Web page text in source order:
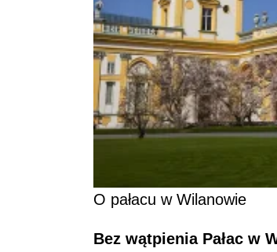
O pałacu w Wilanowie
Bez wątpienia Pałac w